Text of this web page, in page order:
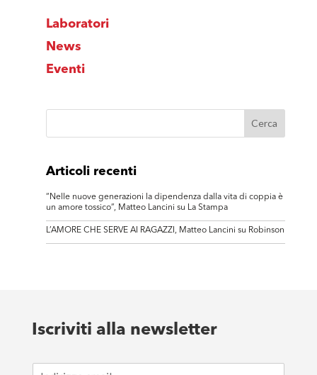
Laboratori
News
Eventi
Articoli recenti
“Nelle nuove generazioni la dipendenza dalla vita di coppia è
un amore tossico”, Matteo Lancini su La Stampa
L’AMORE CHE SERVE AI RAGAZZI, Matteo Lancini su Robinson
Iscriviti alla newsletter